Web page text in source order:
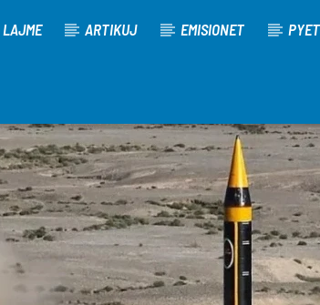
LAJME ARTIKUJ EMISIONET